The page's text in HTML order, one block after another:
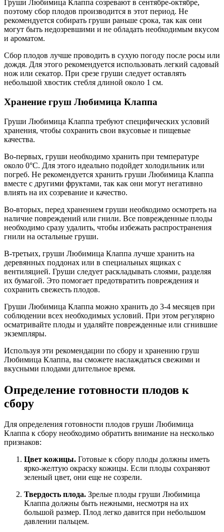
Груши Любимица Клаппа созревают в сентябре-октябре,
поэтому сбор плодов производится в этот период. Не
рекомендуется собирать груши раньше срока, так как они
могут быть недозревшими и не обладать необходимым вкусом
и ароматом.
Сбор плодов лучше проводить в сухую погоду после росы или
дождя. Для этого рекомендуется использовать легкий садовый
нож или секатор. При срезе груши следует оставлять
небольшой хвостик стебля длиной около 1 см.
Хранение груш Любимица Клаппа
Груши Любимица Клаппа требуют специфических условий
хранения, чтобы сохранить свои вкусовые и пищевые
качества.
Во-первых, груши необходимо хранить при температуре
около 0°С. Для этого идеально подойдет холодильник или
погреб. Не рекомендуется хранить груши Любимица Клаппа
вместе с другими фруктами, так как они могут негативно
влиять на их созревание и качество.
Во-вторых, перед хранением груши необходимо осмотреть на
наличие повреждений или гнили. Все поврежденные плоды
необходимо сразу удалить, чтобы избежать распространения
гнили на остальные груши.
В-третьих, груши Любимица Клаппа лучше хранить на
деревянных поддонах или в специальных ящиках с
вентиляцией. Груши следует раскладывать слоями, разделяя
их бумагой. Это помогает предотвратить повреждения и
сохранить свежесть плодов.
Груши Любимица Клаппа можно хранить до 3-4 месяцев при
соблюдении всех необходимых условий. При этом регулярно
осматривайте плоды и удаляйте поврежденные или сгнившие
экземпляры.
Используя эти рекомендации по сбору и хранению груш
Любимица Клаппа, вы сможете наслаждаться свежими и
вкусными плодами длительное время.
Определение готовности плодов к
сбору
Для определения готовности плодов груши Любимица
Клаппа к сбору необходимо обратить внимание на несколько
признаков:
Цвет кожицы. Готовые к сбору плоды должны иметь
ярко-желтую окраску кожицы. Если плоды сохраняют
зеленый цвет, они еще не созрели.
Твердость плода. Зрелые плоды груши Любимица
Клаппа должны быть нежными, несмотря на их
большой размер. Плод легко давится при небольшом
давлении пальцем.